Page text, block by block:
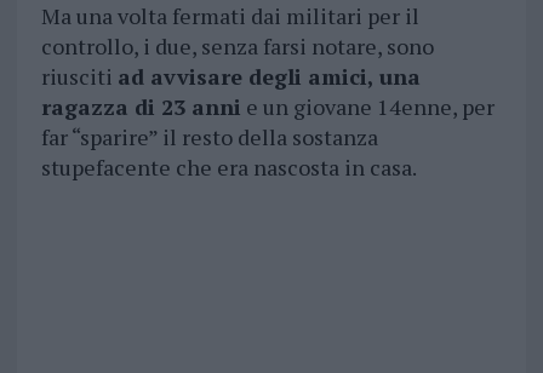
Ma una volta fermati dai militari per il
controllo, i due, senza farsi notare, sono
riusciti ad avvisare degli amici, una
ragazza di 23 anni e un giovane 14enne, per
far “sparire” il resto della sostanza
stupefacente che era nascosta in casa.